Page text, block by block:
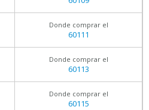
Donde comprar el
60111
Donde comprar el
60113
Donde comprar el
60115